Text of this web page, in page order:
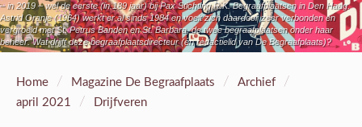
– in 2019 – wel de eerste (in 189 jaar) bij Pax Stichting R.K. Begraafplaatsen in Den Haag.
Astrid Oranje (1964) werkt er al sinds 1984 en voelt zich daardoor zeer verbonden en
vergroeid met St. Petrus Banden en St. Barbara, de twee begraafplaatsen onder haar
beheer. Wat drijft deze begraafplaatsdirecteur (én redactielid van De Begraafplaats)?
Home / Magazine De Begraafplaats / Archief /
april 2021 / Drijfveren